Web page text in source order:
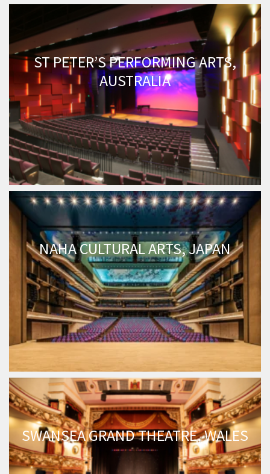
ST PETER’S PERFORMING ARTS,
AUSTRALIA
NAHA CULTURAL ARTS, JAPAN
SWANSEA GRAND THEATRE, WALES